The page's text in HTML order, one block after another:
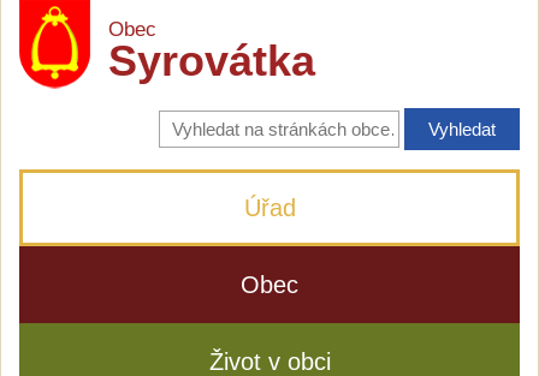
Obec
Syrovátka
Vyhledávání
na
stránkách
Úřad
Obec
Život v obci